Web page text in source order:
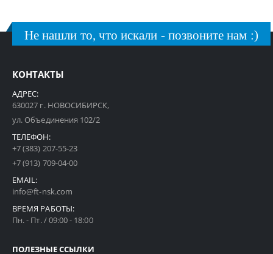
Не нашли то, что искали - позвоните нам :)
КОНТАКТЫ
АДРЕС:
630027 г. НОВОСИБИРСК,
ул. Объединения 102/2
ТЕЛЕФОН:
+7 (383) 207-55-23
+7 (913) 709-04-00
EMAIL:
info@ft-nsk.com
ВРЕМЯ РАБОТЫ:
Пн. - Пт. / 09:00 - 18:00
ПОЛЕЗНЫЕ ССЫЛКИ